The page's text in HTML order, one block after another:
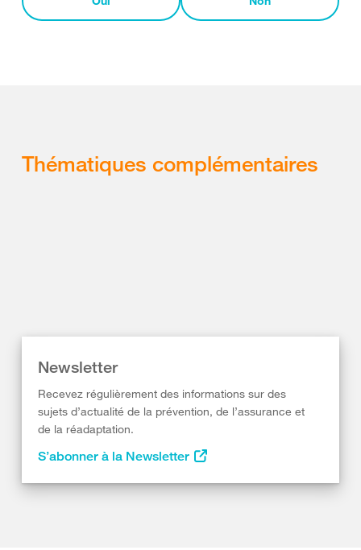
Thématiques complémentaires
Newsletter
Recevez régulièrement des informations sur des
sujets d’actualité de la prévention, de l’assurance et
de la réadaptation.
S’abonner à la Newsletter